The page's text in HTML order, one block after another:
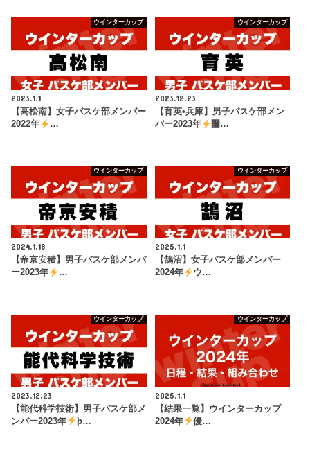
ウインターカップ
2023.1.1
【高松南】女子バスケ部メンバー
2022年
…
ウインターカップ
2023.12.23
【育英•兵庫】男子バスケ部メン
バー2023年
࿠…
ウインターカップ
2024.1.18
【帝京安積】男子バスケ部メンバ
ー2023年
…
ウインターカップ
2025.1.1
【鵠沼】女子バスケ部メンバー
2024年
ウ…
ウインターカップ
2023.12.23
【能代科学技術】男子バスケ部メ
ンバー2023年
þ…
ウインターカップ
2025.1.1
【結果一覧】ウインターカップ
2024年
優…